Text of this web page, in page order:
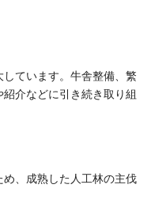
ています。牛舎整備、繁
介などに引き続き取り組
、成熟した人工林の主伐